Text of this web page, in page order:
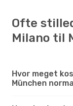
Ofte
Milano til
Hvor meget
München